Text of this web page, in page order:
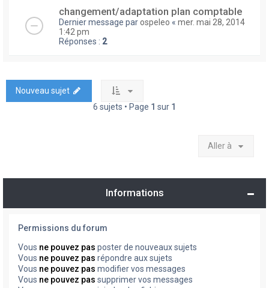
changement/adaptation plan comptable
Dernier message parospeleo « mer. mai 28, 2014
1:42 pm
Réponses : 2
Nouveau sujet
6 sujets • Page 1 sur 1
Aller à
Informations
Permissions du forum
Vous ne pouvez pas poster de nouveaux sujets
Vous ne pouvez pas répondre aux sujets
Vous ne pouvez pas modifier vos messages
Vous ne pouvez pas supprimer vos messages